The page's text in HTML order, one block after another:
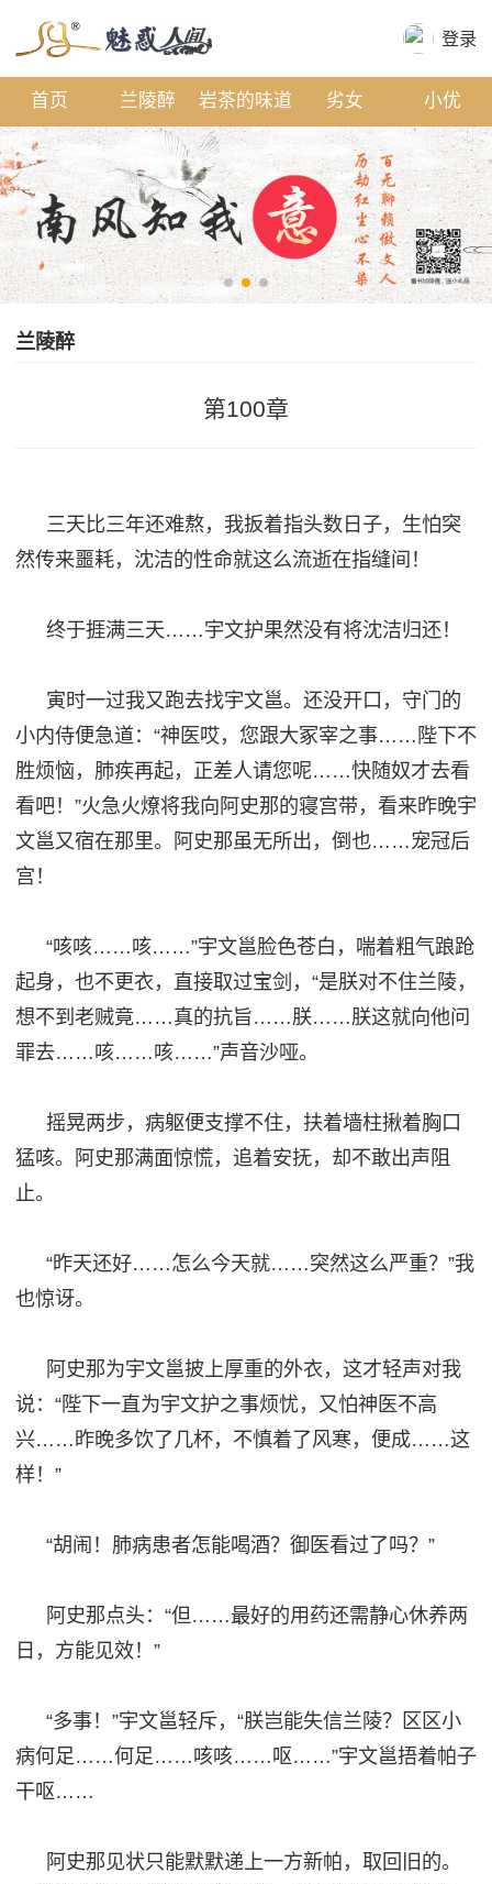
登录
首页 兰陵醉 岩茶的味道 劣女 小优
剧本区
兰陵醉
第100章
三天比三年还难熬，我扳着指头数日子，生怕突
然传来噩耗，沈洁的性命就这么流逝在指缝间！
终于捱满三天……宇文护果然没有将沈洁归还！
寅时一过我又跑去找宇文邕。还没开口，守门的
小内侍便急道： “神医哎，您跟大冢宰之事……陛下不
胜烦恼 ，肺疾再起，正差人请您呢……快随奴才去看
看吧！”火急火燎将我向阿史那的寝宫带，看来昨晚宇
文邕又宿在那里。阿史那虽无所出，倒也……宠冠后
宫！
“咳咳……咳……”宇文邕脸色苍白，喘着粗气踉跄
起身，也不更衣，直接取过宝剑 ， “是朕对不住兰陵，
想不到老贼竟……真的抗旨……朕……朕这就向他问
罪去……咳……咳……”声音沙哑。
摇晃两步，病躯便支撑不住，扶着墙柱揪着胸口
猛咳。阿史那满面惊慌，追着安抚，却不敢出声阻
止。
“昨天还好……怎么今天就……突然这么严重？”我
也惊讶。
阿史那为宇文邕披上厚重的外衣 ，这才轻声对我
说： “陛下一直为宇文护之事烦忧，又怕神医不高
兴……昨晚多饮了几杯，不慎着了风寒，便成……这
样！”
“胡闹！肺病患者怎能喝酒？御医看过了吗？”
阿史那点头： “但……最好的用药还需静心休养两
日，方能见效！”
“多事！”宇文邕轻斥， “朕岂能失信兰陵？区区小
病何足……何足……咳咳……呕……”宇文邕捂着帕子
干呕……
阿史那见状只能默默递上一方新帕，取回旧的。